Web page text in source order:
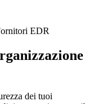
EDR
dei tuoi